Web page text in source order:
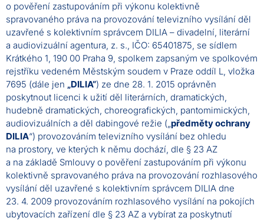
o pověření zastupováním při výkonu kolektivně
spravovaného práva na provozování televizního vysílání děl
uzavřené s kolektivním správcem DILIA – divadelní, literární
a audiovizuální agentura, z. s., IČO: 65401875, se sídlem
Krátkého 1, 190 00 Praha 9, spolkem zapsaným ve spolkovém
rejstříku vedeném Městským soudem v Praze oddíl L, vložka
7695 (dále jen „DILIA“) ze dne 28. 1. 2015 oprávněn
poskytnout licenci k užití děl literárních, dramatických,
hudebně dramatických, choreografických, pantomimických,
audiovizuálních a děl dabingové režie („předměty ochrany
DILIA“) provozováním televizního vysílání bez ohledu
na prostory, ve kterých k němu dochází, dle § 23 AZ
a na základě Smlouvy o pověření zastupováním při výkonu
kolektivně spravovaného práva na provozování rozhlasového
vysílání děl uzavřené s kolektivním správcem DILIA dne
23. 4. 2009 provozováním rozhlasového vysílání na pokojích
ubytovacích zařízení dle § 23 AZ a vybírat za poskytnutí